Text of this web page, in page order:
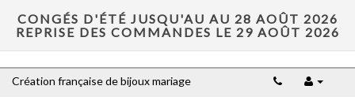
CONGÉS D'ÉTÉ JUSQU'AU AU 28 AOÛT 2026
REPRISE DES COMMANDES LE 29 AOÛT 2026
Création française de bijoux mariage